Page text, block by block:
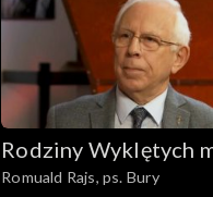
Rodziny Wyklętych
głos
Romuald Rajs, ps. Bury